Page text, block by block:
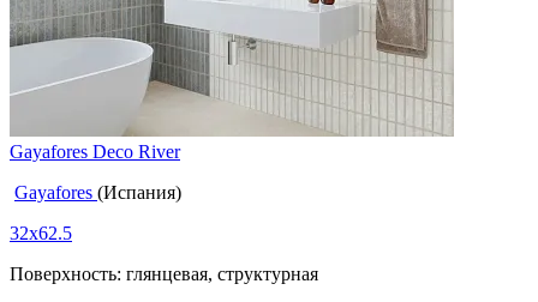
Gayafores Deco River
Gayafores (Испания)
32x62.5
Поверхность: глянцевая, структурная